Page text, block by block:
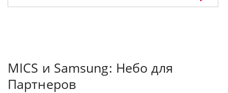
MICS и Samsung: Небо для
Партнеров